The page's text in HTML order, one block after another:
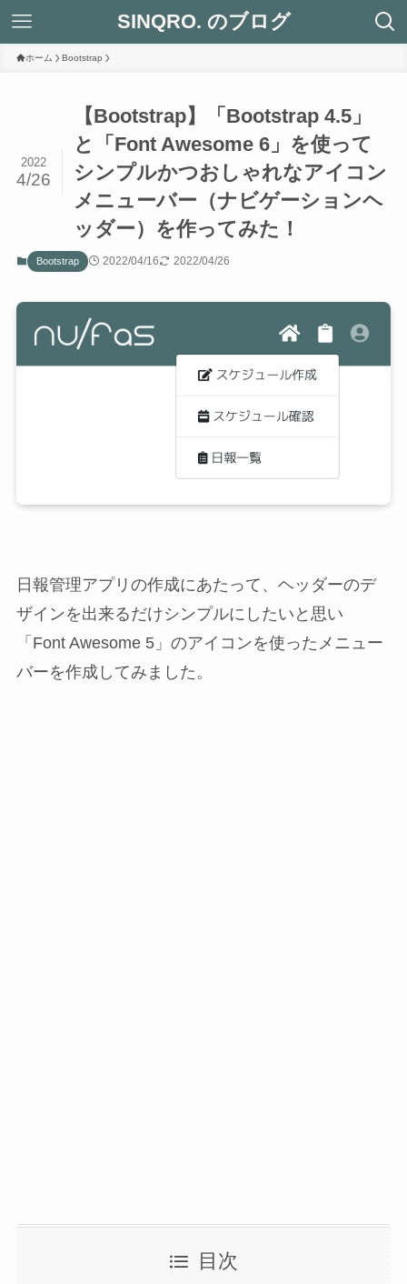
SINQRO. のブログ
ホーム Bootstrap
【Bootstrap】「Bootstrap 4.5」
と「Font Awesome 6」を使って
シンプルかつおしゃれなアイコン
メニューバー（ナビゲーションヘ
ッダー）を作ってみた！
2022
4/26
Bootstrap 2022/04/16 2022/04/26
日報管理アプリの作成にあたって、ヘッダーのデ
ザインを出来るだけシンプルにしたいと思い
「Font Awesome 5」のアイコンを使ったメニュー
バーを作成してみました。
目次